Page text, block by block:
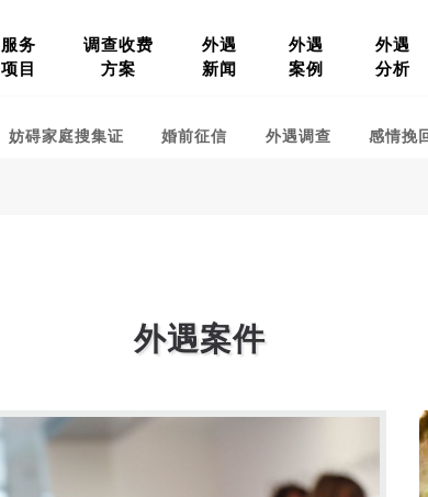
妨碍家庭搜集证 婚前征信 外遇调查 感情挽
服务
项目
调查收费
方案
外遇
新闻
外遇
案例
外遇
分析
外遇案件